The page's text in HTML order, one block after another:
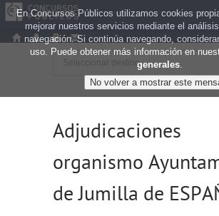
Adjudicaciones
organismo
de Jumilla de
En Concursos Públicos utilizamos cookies
mejorar nuestros servicios mediante el
navegación. Si continúa navegando,
uso. Puede obtener más información en
generales.